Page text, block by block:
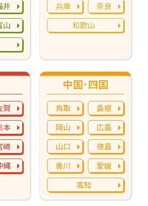
賀
本
崎
縄
中国･四国
鳥取
島根
岡山
広島
山口
徳島
香川
愛媛
高知
井
山
兵庫
奈良
和歌山